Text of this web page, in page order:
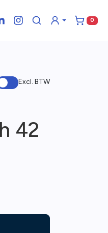
Instagram
0
Excl. BTW
42